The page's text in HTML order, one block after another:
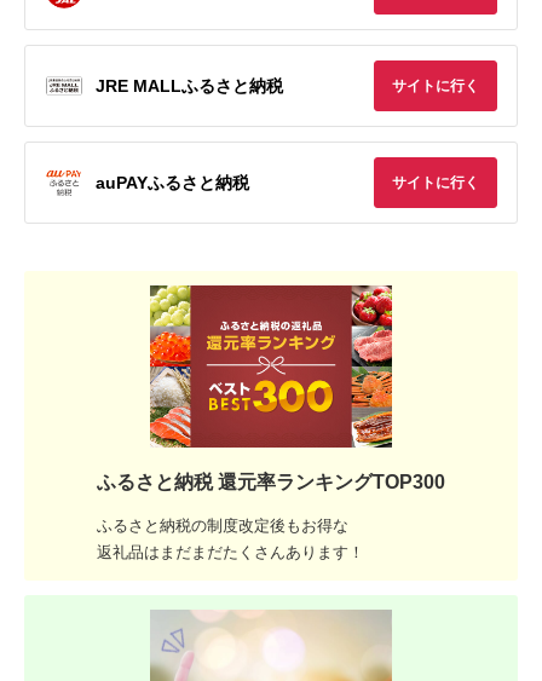
JRE MALLふるさと納税 サイトに行く
auPAYふるさと納税 サイトに行く
ふるさと納税 還元率ランキングTOP300
ふるさと納税の制度改定後もお得な
返礼品はまだまだたくさんあります！